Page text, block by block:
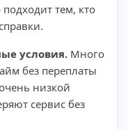
тем, кто
условия. Много
без переплаты
низкой
сервис без